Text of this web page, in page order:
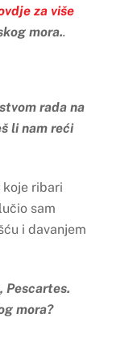
za više
mora..
rada na
li nam reći
ribari
sam
i davanjem
Pescartes.
mora?